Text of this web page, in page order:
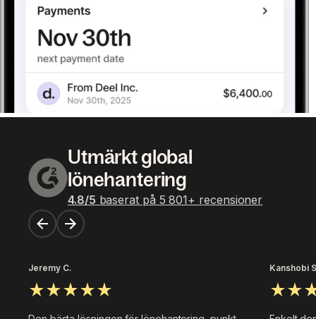
Utmärkt global
lönehantering
4.8/5 baserat på 5 801+ recensioner
Jeremy C. Kanshobi